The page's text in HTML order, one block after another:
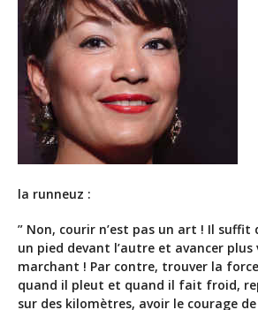
la runneuz :
” Non, courir n’est pas un art ! Il suffit
un pied devant l’autre et avancer plus
marchant ! Par contre, trouver la
quand il pleut et quand il fait froid,
sur des kilomètres, avoir le courage